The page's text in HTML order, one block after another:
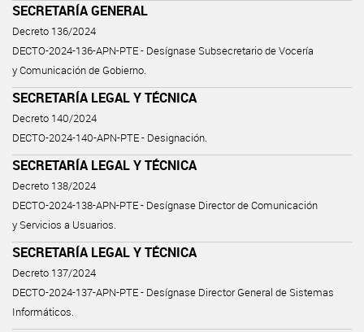
SECRETARÍA GENERAL
Decreto 136/2024
DECTO-2024-136-APN-PTE - Desígnase Subsecretario de Vocería
y Comunicación de Gobierno.
SECRETARÍA LEGAL Y TÉCNICA
Decreto 140/2024
DECTO-2024-140-APN-PTE - Designación.
SECRETARÍA LEGAL Y TÉCNICA
Decreto 138/2024
DECTO-2024-138-APN-PTE - Desígnase Director de Comunicación
y Servicios a Usuarios.
SECRETARÍA LEGAL Y TÉCNICA
Decreto 137/2024
DECTO-2024-137-APN-PTE - Desígnase Director General de Sistemas
Informáticos.